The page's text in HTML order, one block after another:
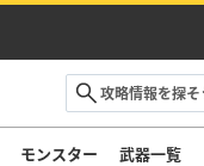
モンスター 武器一覧